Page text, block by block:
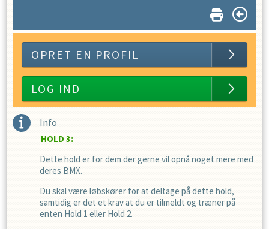
OPRET EN PROFIL
LOG IND
Info
HOLD 3:
Dette hold er for dem der gerne vil opnå noget mere med
deres BMX.
Du skal være løbskører for at deltage på dette hold,
samtidig er det et krav at du er tilmeldt og træner på
enten Hold 1 eller Hold 2.